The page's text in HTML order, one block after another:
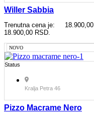
Willer Sabbia
18.900,00
Trenutna cena je:
18.900,00 RSD.
NOVO
Status
Kralja Petra 46
Pizzo Macrame Nero